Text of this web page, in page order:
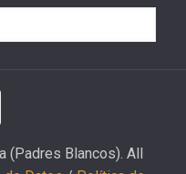
Blancos). All